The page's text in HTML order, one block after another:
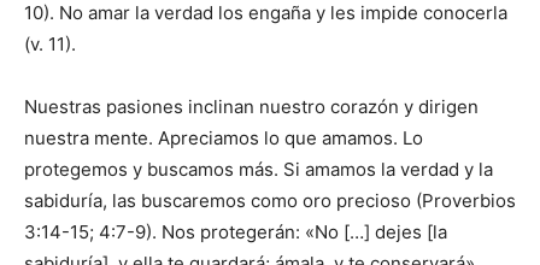
10). No amar la verdad los engaña y les impide conocerla
(v. 11).
Nuestras pasiones inclinan nuestro corazón y dirigen
nuestra mente. Apreciamos lo que amamos. Lo
protegemos y buscamos más. Si amamos la verdad y la
sabiduría, las buscaremos como oro precioso (Proverbios
3:14-15; 4:7-9). Nos protegerán: «No […] dejes [la